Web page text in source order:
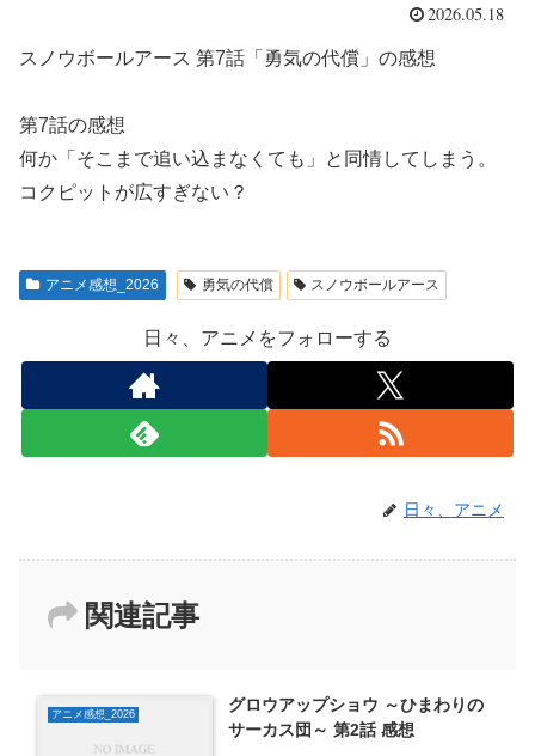
2026.05.18
スノウボールアース 第7話「勇気の代償」の感想
第7話の感想
何か「そこまで追い込まなくても」と同情してしまう。
コクピットが広すぎない？
アニメ感想_2026 勇気の代償 スノウボールアース
日々、アニメをフォローする
日々、アニメ
関連記事
アニメ感想_2026
グロウアップショウ ～ひまわりの
サーカス団～ 第2話 感想